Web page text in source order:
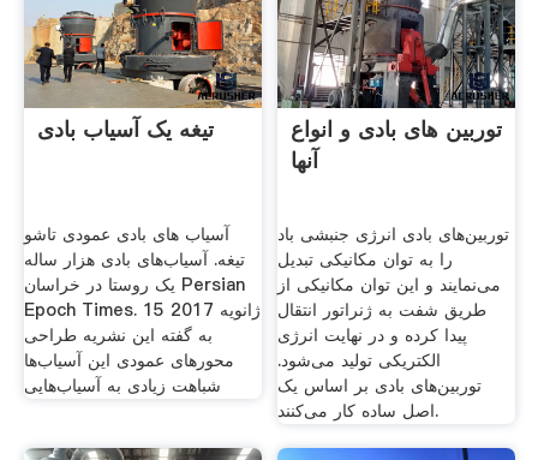
تیغه یک آسیاب بادی
آسیاب های بادی عمودی تاشو
تیغه. آسیاب‌های بادی هزار ساله
یک روستا در خراسان Persian
Epoch Times. 15 ژانويه 2017
به گفته این نشریه طراحی
محورهای عمودی این آسیاب‌ها
شباهت زیادی به آسیاب‌هایی
توربین های بادی و انواع
آنها
توربین‌های بادی انرژی جنبشی باد
را به توان مکانیکی تبدیل
می‌نمایند و این توان مکانیکی از
طریق شفت به ژنراتور انتقال
پیدا کرده و در نهایت انرژی
الکتریکی تولید می‌شود.
توربین‌های بادی بر اساس یک
اصل ساده کار می‌کنند.